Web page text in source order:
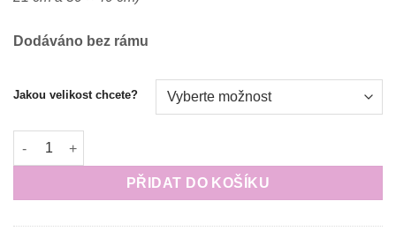
Dodáváno bez rámu
Jakou velikost chcete?
Plakát (obraz) Někdy mám pocit, že nemám vůbec žádnej pocit
PŘIDAT DO KOŠÍKU